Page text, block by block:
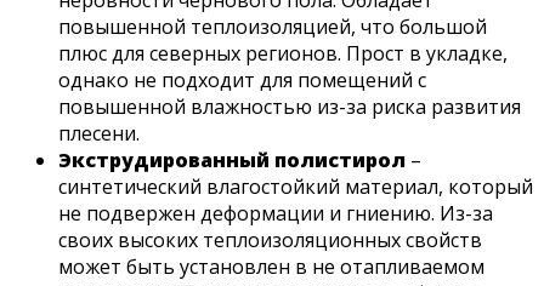
повышенной теплоизоляцией, что большой
плюс для северных регионов. Прост в укладке,
однако не подходит для помещений с
повышенной влажностью из-за риска развития
плесени.
Экструдированный полистирол –
синтетический влагостойкий материал, который
не подвержен деформации и гниению. Из-за
своих высоких теплоизоляционных свойств
может быть установлен в не отапливаемом